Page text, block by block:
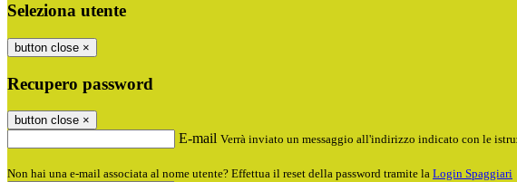
Seleziona utente
button close ×
Recupero password
button close ×
E-mail Verrà inviato un messaggio all'indirizzo indicato con le
Non hai una e-mail associata al nome utente? Effettua il reset della password tramite la Login Spaggiari